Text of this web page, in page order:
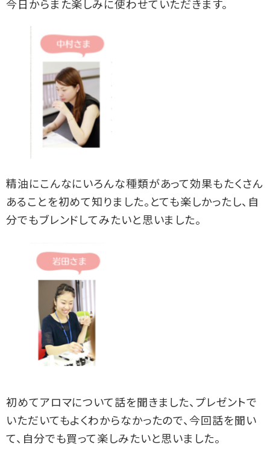
今日からまた楽しみに使わせていただきます。
精油にこんなにいろんな種類があって効果もたくさん
あることを初めて知りました。とても楽しかったし、自
分でもブレンドしてみたいと思いました。
初めてアロマについて話を聞きました、プレゼントで
いただいてもよくわからなかったので、今回話を聞い
て、自分でも買って楽しみたいと思いました。